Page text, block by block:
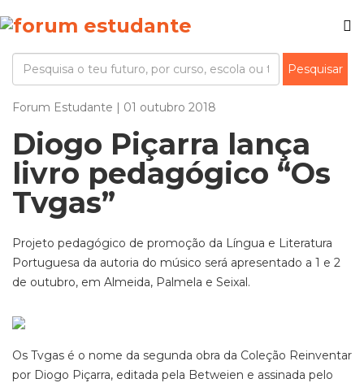
Forum Estudante | 01 outubro 2018
Diogo Piçarra lança
livro pedagógico “Os
Tvgas”
Projeto pedagógico de promoção da Língua e Literatura
Portuguesa da autoria do músico será apresentado a 1 e 2
de outubro, em Almeida, Palmela e Seixal.
Os Tvgas é o nome da segunda obra da Coleção Reinventar
por Diogo Piçarra, editada pela Betweien e assinada pelo